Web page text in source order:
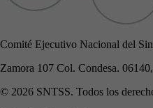
Comité Ejecutivo Nacional del
Zamora 107 Col. Condesa.
© 2026 SNTSS. Todos los